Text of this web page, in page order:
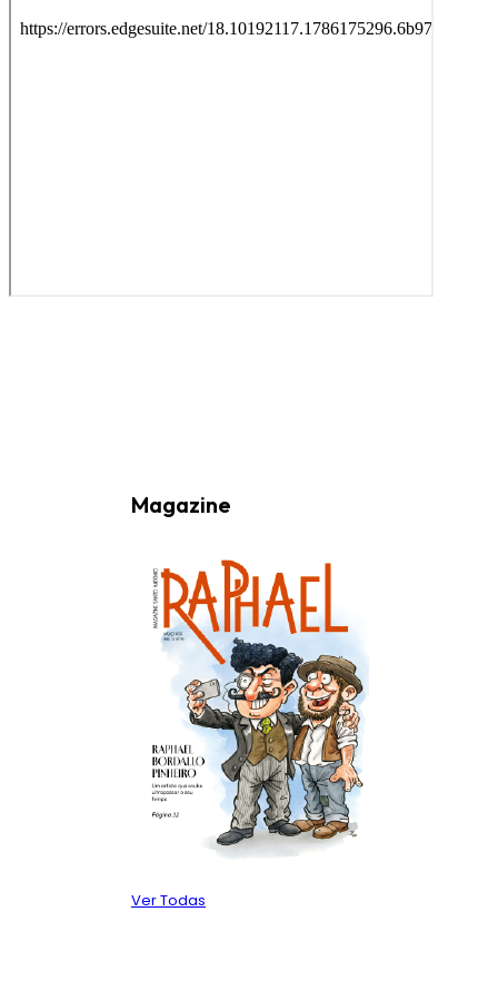
Magazine
Ver Todas